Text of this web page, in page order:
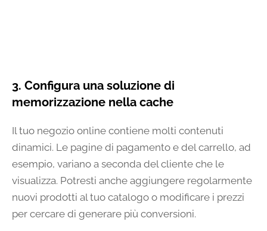
3. Configura una soluzione di
memorizzazione nella cache
Il tuo negozio online contiene molti contenuti
dinamici. Le pagine di pagamento e del carrello, ad
esempio, variano a seconda del cliente che le
visualizza. Potresti anche aggiungere regolarmente
nuovi prodotti al tuo catalogo o modificare i prezzi
per cercare di generare più conversioni.